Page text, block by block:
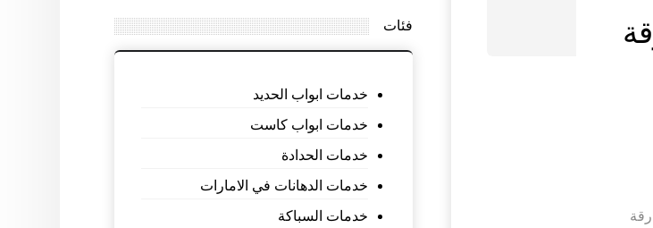
فئات
خدمات ابواب الحديد
خدمات ابواب كاست
خدمات الحدادة
خدمات الدهانات في الامارات
خدمات السباكة